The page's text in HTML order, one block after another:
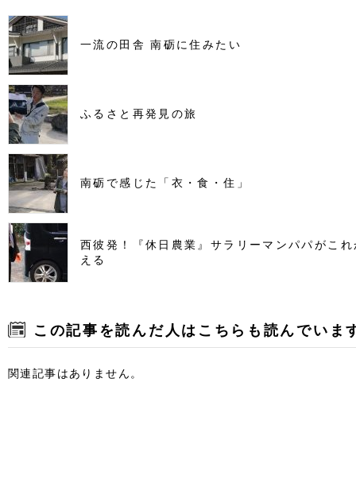
一流の田舎 南砺に住みたい
ふるさと再発見の旅
南砺で感じた「衣・食・住」
西彼発！『休日農業』サラリーマンパパがこ
える
この記事を読んだ人はこちらも読んでいま
関連記事はありません。